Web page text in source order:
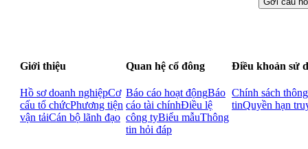
Giới thiệu
Hồ sơ doanh nghiệpCơ
cấu tổ chứcPhương tiện
vận tảiCán bộ lãnh đạo
Quan hệ cổ đông
Báo cáo hoạt độngBáo
cáo tài chínhĐiều lệ
công tyBiểu mẫuThông
tin hỏi đáp
Điều khoản sử
Chính sách thông
tinQuyền hạn